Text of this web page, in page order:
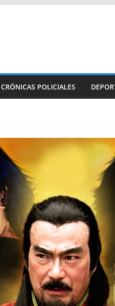
CRÓNICAS POLICIALES